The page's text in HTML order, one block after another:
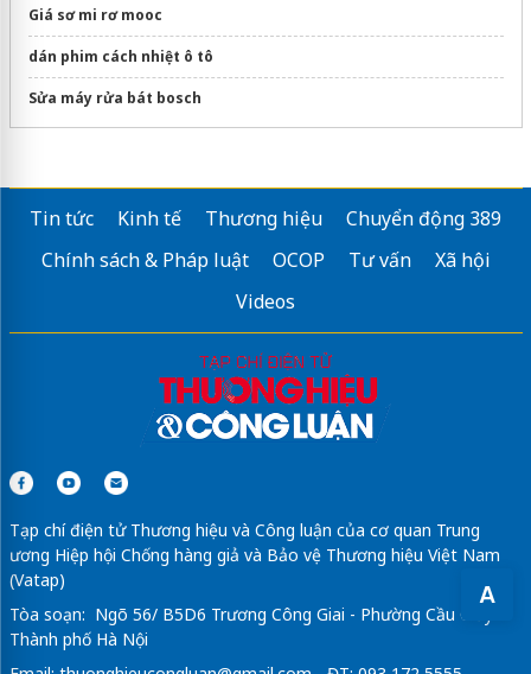
A
Giá sơ mi rơ mooc
dán phim cách nhiệt ô tô
Sửa máy rửa bát bosch
Tin tức Kinh tế Thương hiệu
Chuyển động 389
Chính sách & Pháp luật
OCOP Tư vấn
Xã hội
Videos
Tạp chí điện tử Thương hiệu và Công luận của cơ quan Trung
ương Hiệp hội Chống hàng giả và Bảo vệ Thương hiệu Việt Nam
(Vatap)
Tòa soạn: Ngõ 56/ B5D6 Trương Công Giai - Phường Cầu Giấy -
Thành phố Hà Nội